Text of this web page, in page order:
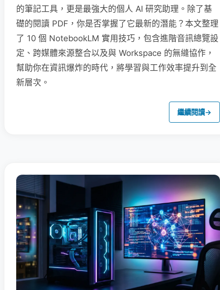
的筆記工具，更是最強大的個人 AI 研究助理。除了基
礎的閱讀 PDF，你是否掌握了它最新的潛能？本文整理
了 10 個 NotebookLM 實用技巧，包含進階音訊總覽設
定、跨媒體來源整合以及與 Workspace 的無縫協作，
幫助你在資訊爆炸的時代，將學習與工作效率提升到全
新層次。
繼續閱讀→